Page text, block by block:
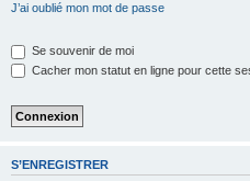
J’ai oublié mon mot de passe
Se souvenir de moi
Cacher mon statut en ligne pour cette
S’ENREGISTRER